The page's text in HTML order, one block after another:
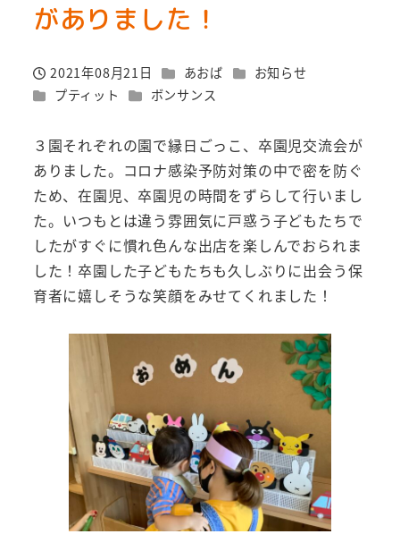
がありました！
投稿日
2021年08月21日 カテゴリー
あおば カテゴリー
お知らせ
カテゴリー
プティット カテゴリー
ボンサンス
３園それぞれの園で縁日ごっこ、卒園児交流会が
ありました。コロナ感染予防対策の中で密を防ぐ
ため、在園児、卒園児の時間をずらして行いまし
た。いつもとは違う雰囲気に戸惑う子どもたちで
したがすぐに慣れ色んな出店を楽しんでおられま
した！卒園した子どもたちも久しぶりに出会う保
育者に嬉しそうな笑顔をみせてくれました！